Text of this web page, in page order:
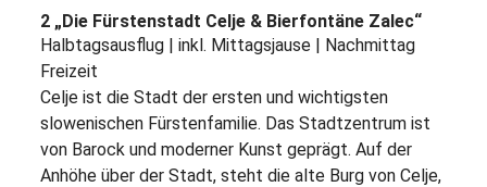
2 „Die Fürstenstadt Celje & Bierfontäne Zalec“
Halbtagsausflug | inkl. Mittagsjause | Nachmittag
Freizeit
Celje ist die Stadt der ersten und wichtigsten
slowenischen Fürstenfamilie. Das Stadtzentrum ist
von Barock und moderner Kunst geprägt. Auf der
Anhöhe über der Stadt, steht die alte Burg von Celje,